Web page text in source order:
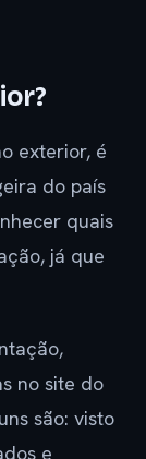
exterior, é
do país
quais
já que
no site do
são: visto
e